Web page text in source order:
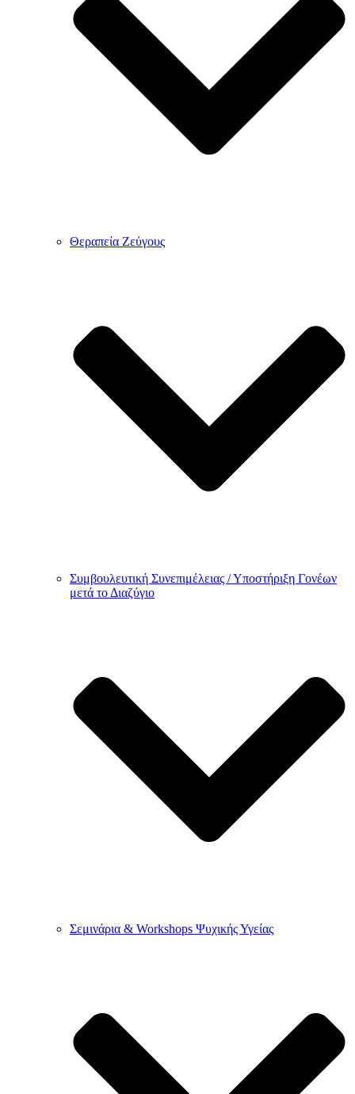
Θεραπεία Ζεύγους
Συμβουλευτική Συνεπιμέλειας / Υποστήριξη Γονέων
μετά το Διαζύγιο
Σεμινάρια & Workshops Ψυχικής Υγείας